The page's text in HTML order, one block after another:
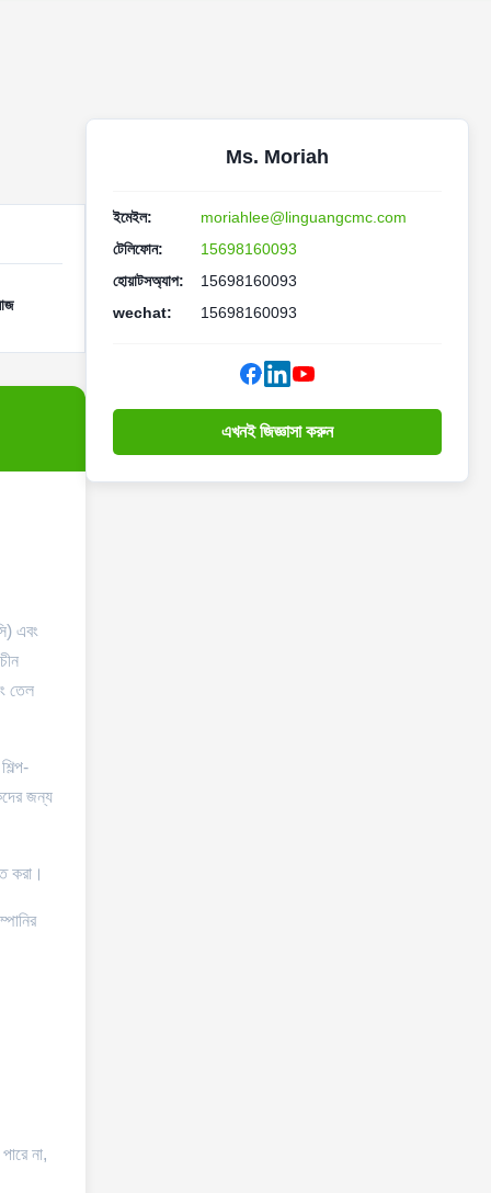
এবং
তেল
জন্য
করা।
না,
Ms. Moriah
ইমেইল:
moriahlee@linguangcmc.com
টেলিফোন:
15698160093
হোয়াটসঅ্যাপ:
15698160093
wechat:
15698160093
এখনই জিজ্ঞাসা করুন